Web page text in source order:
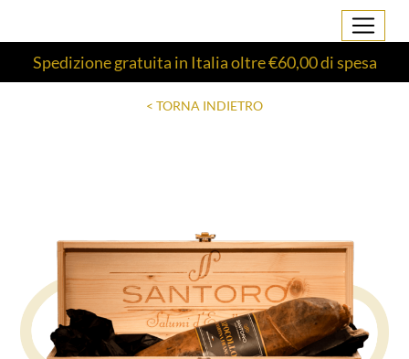
Spedizione gratuita in Italia oltre €60,00 di spesa
< TORNA INDIETRO